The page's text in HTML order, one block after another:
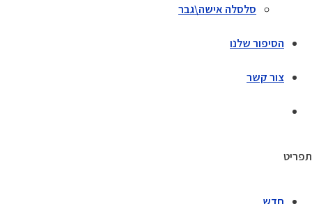
סלסלה אישה\גבר
הסיפור שלנו
צור קשר
תפריט